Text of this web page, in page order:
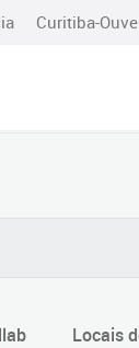
Curitiba-Ouve
Locais